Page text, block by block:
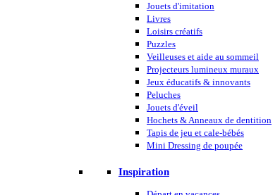
Jouets d'imitation
Livres
Loisirs créatifs
Puzzles
Veilleuses et aide au sommeil
Projecteurs lumineux muraux
Jeux éducatifs & innovants
Peluches
Jouets d'éveil
Hochets & Anneaux de dentition
Tapis de jeu et cale-bébés
Mini Dressing de poupée
Inspiration